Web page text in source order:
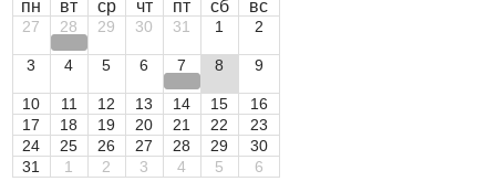
пн вт ср чт пт сб вс
27 28 29 30 31 1 2
3 4 5 6 7 8 9
10 11 12 13 14 15
16
17
18 19 20 21 22
23
24
25 26 27 28 29
30
31
1 2 3 4 5 6